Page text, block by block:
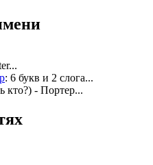
: 6 букв и 2 слога...
кто?) - Портер...